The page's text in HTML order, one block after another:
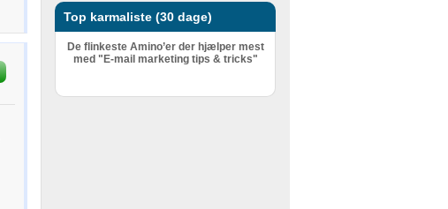
meget kr...
Top karmaliste (30 dage)
De flinkeste Amino’er der hjælper mest
med "E-mail marketing tips & tricks"